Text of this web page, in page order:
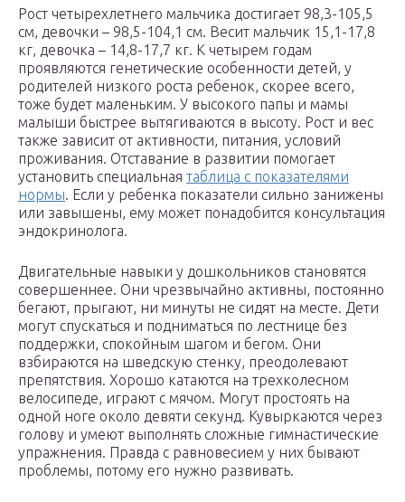
Рост четырехлетнего мальчика достигает 98,3-105,5
см, девочки – 98,5-104,1 см. Весит мальчик 15,1-17,8
кг, девочка – 14,8-17,7 кг. К четырем годам
проявляются генетические особенности детей, у
родителей низкого роста ребенок, скорее всего,
тоже будет маленьким. У высокого папы и мамы
малыши быстрее вытягиваются в высоту. Рост и вес
также зависит от активности, питания, условий
проживания. Отставание в развитии помогает
установить специальная таблица с показателями
нормы. Если у ребенка показатели сильно занижены
или завышены, ему может понадобится консультация
эндокринолога.
Двигательные навыки у дошкольников становятся
совершеннее. Они чрезвычайно активны, постоянно
бегают, прыгают, ни минуты не сидят на месте. Дети
могут спускаться и подниматься по лестнице без
поддержки, спокойным шагом и бегом. Они
взбираются на шведскую стенку, преодолевают
препятствия. Хорошо катаются на трехколесном
велосипеде, играют с мячом. Могут простоять на
одной ноге около девяти секунд. Кувыркаются через
голову и умеют выполнять сложные гимнастические
упражнения. Правда с равновесием у них бывают
проблемы, потому его нужно развивать.